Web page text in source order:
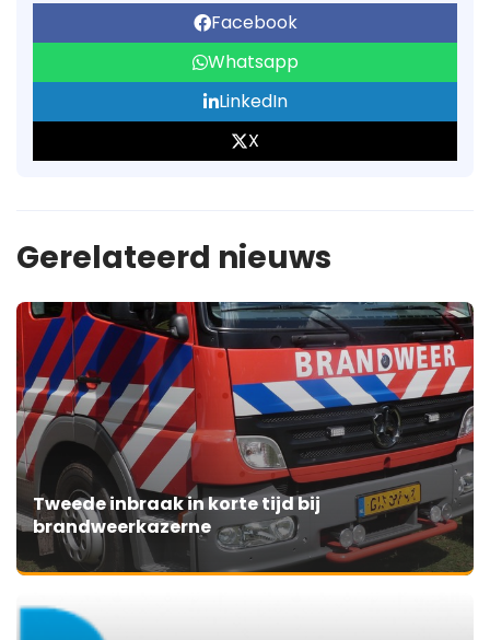
Facebook
Whatsapp
LinkedIn
X
Gerelateerd nieuws
Tweede inbraak in korte tijd bij
brandweerkazerne